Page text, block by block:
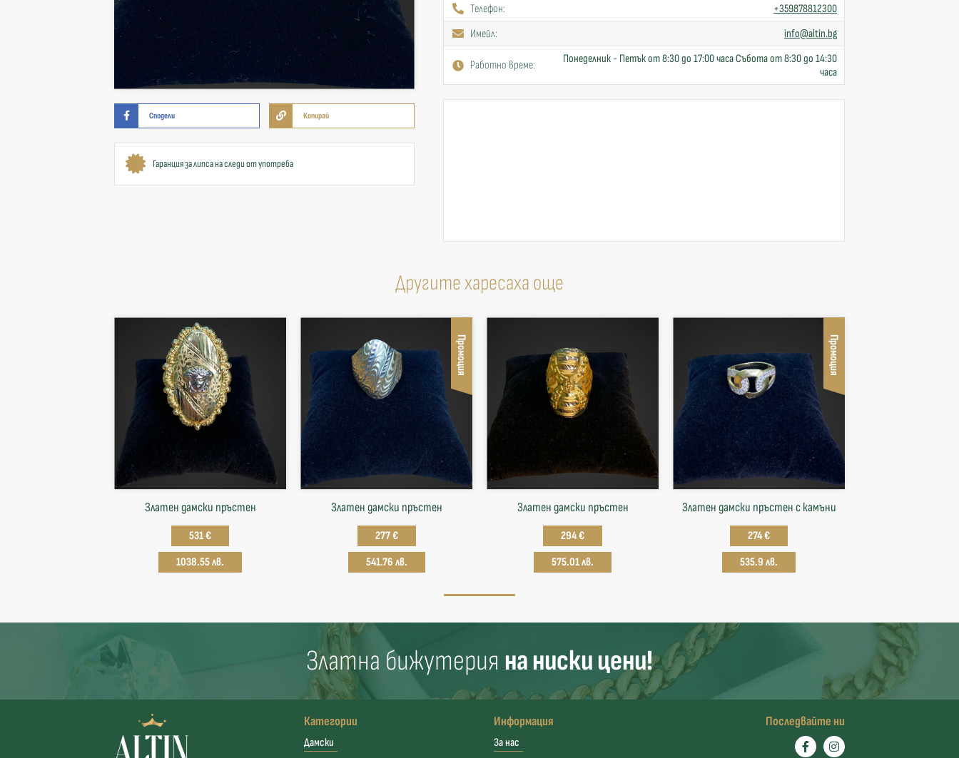
Сподели Копирай
Гаранция за липса на следи от употреба
Телефон:
+359878812300
Имейл:
info@altin.bg
Работно време:
Понеделник - Петък от 8:30 до 17:00 часа Събота от 8:30 до 14:30
часа
Другите харесаха още
Златен дамски пръстен
531 €
1038.55 лв.
Промоция
Златен дамски пръстен
277 €
541.76 лв.
Златен дамски пръстен
294 €
575.01 лв.
Промоция
Златен дамски пръстен с камъни
274 €
535.9 лв.
Златна бижутерия на ниски цени!
Категории
Дамски
Информация
За нас
Последвайте ни